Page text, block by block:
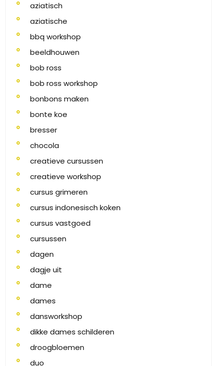
aziatisch
aziatische
bbq workshop
beeldhouwen
bob ross
bob ross workshop
bonbons maken
bonte koe
bresser
chocola
creatieve cursussen
creatieve workshop
cursus grimeren
cursus indonesisch koken
cursus vastgoed
cursussen
dagen
dagje uit
dame
dames
dansworkshop
dikke dames schilderen
droogbloemen
duo